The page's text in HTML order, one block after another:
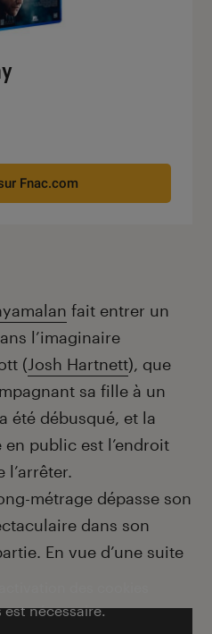
Fnac.com
fait entrer un
l’imaginaire
(Josh Hartnett), que
sa fille à un
été débusqué, et la
public est l’endroit
l’arrêter.
métrage dépasse son
dans son
En vue d’une suite
des cookies
nécessaire.